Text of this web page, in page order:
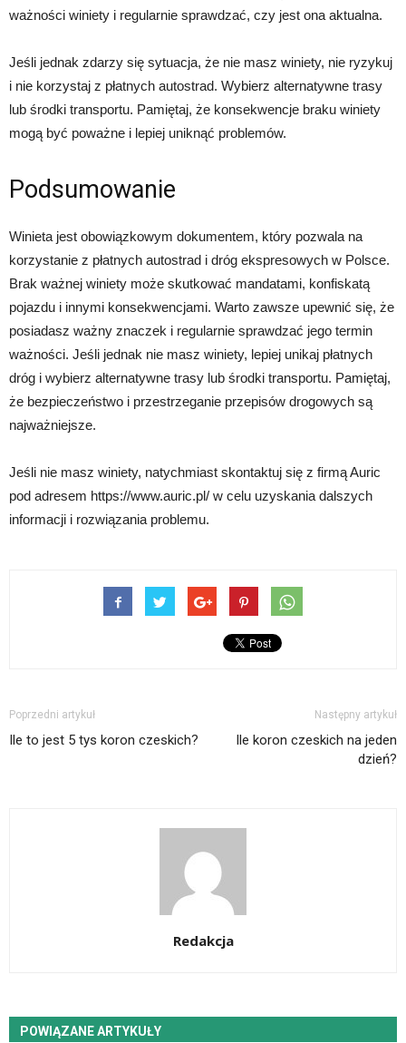
ważności winiety i regularnie sprawdzać, czy jest ona aktualna.
Jeśli jednak zdarzy się sytuacja, że nie masz winiety, nie ryzykuj
i nie korzystaj z płatnych autostrad. Wybierz alternatywne trasy
lub środki transportu. Pamiętaj, że konsekwencje braku winiety
mogą być poważne i lepiej uniknąć problemów.
Podsumowanie
Winieta jest obowiązkowym dokumentem, który pozwala na
korzystanie z płatnych autostrad i dróg ekspresowych w Polsce.
Brak ważnej winiety może skutkować mandatami, konfiskatą
pojazdu i innymi konsekwencjami. Warto zawsze upewnić się, że
posiadasz ważny znaczek i regularnie sprawdzać jego termin
ważności. Jeśli jednak nie masz winiety, lepiej unikaj płatnych
dróg i wybierz alternatywne trasy lub środki transportu. Pamiętaj,
że bezpieczeństwo i przestrzeganie przepisów drogowych są
najważniejsze.
Jeśli nie masz winiety, natychmiast skontaktuj się z firmą Auric
pod adresem https://www.auric.pl/ w celu uzyskania dalszych
informacji i rozwiązania problemu.
Poprzedni artykuł
Ile to jest 5 tys koron czeskich?
Następny artykuł
Ile koron czeskich na jeden
dzień?
Redakcja
POWIĄZANE ARTYKUŁY